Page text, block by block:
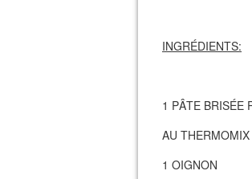
INGRÉDIENTS:
1 PÂTE BRISÉE
AU THERMOMIX
1 OIGNON